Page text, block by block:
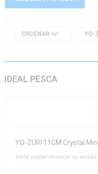
ORDENAR +/- YO-
IDEAL PESCA
YO-ZURI 11CM Crystal
Série crystal minnow na